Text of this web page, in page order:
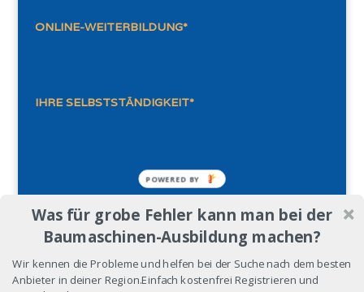
ONLINE-WEITERBILDUNG*
IHRE SELBSTSTÄNDIGKEIT*
Datenschutz Impressum
Mediennachweis
Was für grobe Fehler kann man bei der
Baumaschinen-Ausbildung machen?
Wir kennen die Probleme und helfen bei der Suche nach dem besten
Anbieter in deiner Region.Einfach kostenfrei Registrieren und
POWERED BY